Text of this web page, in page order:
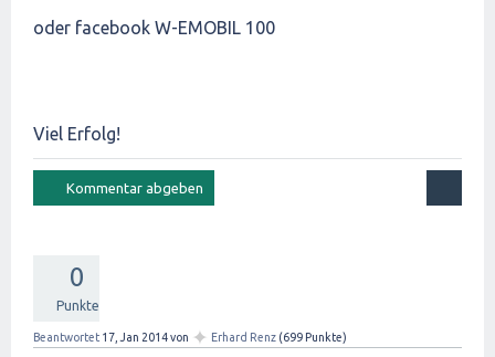
oder facebook W-EMOBIL 100
Viel Erfolg!
0
Punkte
Beantwortet 17, Jan 2014von ✦ Erhard Renz (699 Punkte)